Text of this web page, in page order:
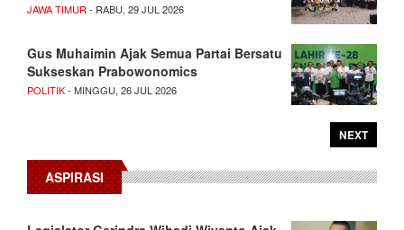
JAWA TIMUR - RABU, 29 JUL 2026
Gus Muhaimin Ajak Semua Partai Bersatu
Sukseskan Prabowonomics
POLITIK- MINGGU, 26 JUL 2026
NEXT
ASPIRASI